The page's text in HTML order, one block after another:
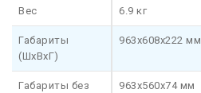
Вес 6.9 кг
Габариты
(ШхВхГ)
963x608x222 мм
Габариты без
963x560x74 мм